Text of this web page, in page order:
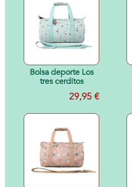
Bolsa deporte Los
tres cerditos
29,95 €